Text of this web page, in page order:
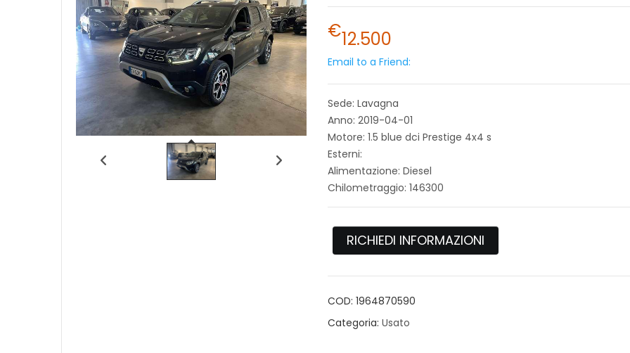
€12.500
Email to a Friend:
Sede: Lavagna
Anno: 2019-04-01
Motore: 1.5 blue dci Prestige 4x4 s
Esterni:
Alimentazione: Diesel
Chilometraggio: 146300
RICHIEDI INFORMAZIONI
COD: 1964870590
Categoria: Usato